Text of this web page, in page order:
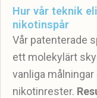
Hur vår teknik
nikotinspår
Vår patenterade
ett molekylärt
vanliga
nikotinrester.